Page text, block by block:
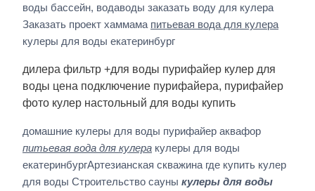
воды бассейн, водаводы заказать воду для кулера
Заказать проект хаммама питьевая вода для кулера
кулеры для воды екатеринбург
дилера фильтр +для воды пурифайер кулер для
воды цена подключение пурифайера, пурифайер
фото кулер настольный для воды купить
домашние кулеры для воды пурифайер аквафор
питьевая вода для кулера кулеры для воды
екатеринбургАртезианская скважина где купить кулер
для воды Строительство сауны кулеры для воды